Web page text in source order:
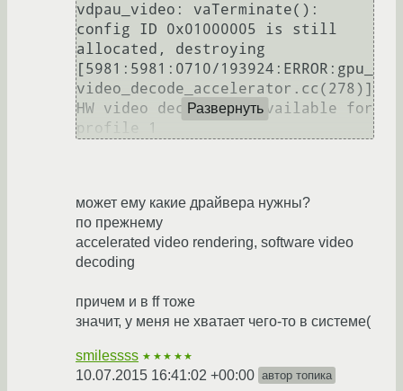
vdpau_video: vaTerminate():
config ID 0x01000005 is still
allocated, destroying
[5981:5981:0710/193924:ERROR:gpu_
video_decode_accelerator.cc(278)]
HW video decode not available for
Развернуть
может ему какие драйвера нужны?
по прежнему
accelerated video rendering, software video
decoding
причем и в ff тоже
значит, у меня не хватает чего-то в системе(
smilessss ★★★★★
10.07.2015 16:41:02 +00:00 автор топика